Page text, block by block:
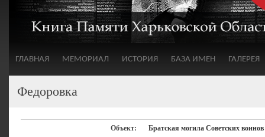
ГЛАВНАЯ МЕМОРИАЛ ИСТОРИЯ БАЗА ИМЕН ГАЛЕРЕЯ
Федоровка
Объект:
Братская могила Cоветских воинов